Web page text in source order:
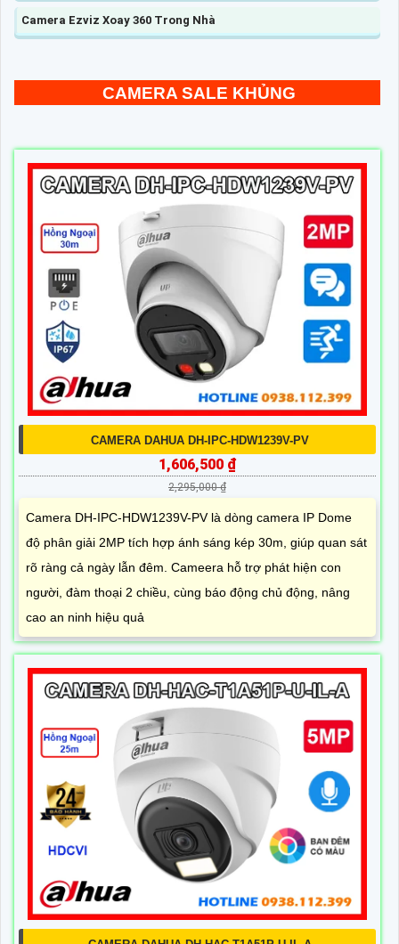
Camera Ezviz Xoay 360 Trong Nhà
CAMERA SALE KHỦNG
CAMERA DAHUA DH-IPC-HDW1239V-PV
1,606,500 ₫
2,295,000 ₫
Camera DH-IPC-HDW1239V-PV là dòng camera IP Dome
độ phân giải 2MP tích hợp ánh sáng kép 30m, giúp quan sát
rõ ràng cả ngày lẫn đêm. Cameera hỗ trợ phát hiện con
người, đàm thoại 2 chiều, cùng báo động chủ động, nâng
cao an ninh hiệu quả